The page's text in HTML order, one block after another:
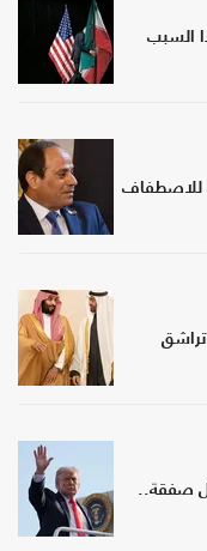
السبب
للاصطفاف
تراشق
صفقة..